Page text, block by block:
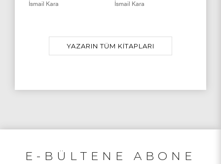
İsmail Kara İsmail Kara
YAZARIN TÜM KİTAPLARI
E-BÜLTENE ABONE